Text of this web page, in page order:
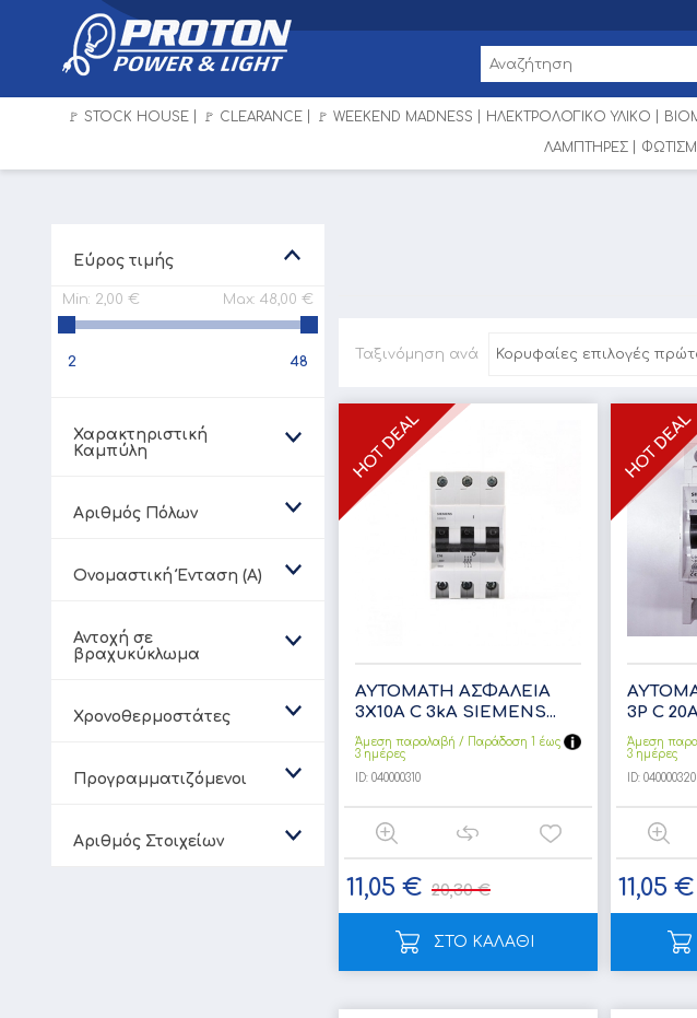
🚩 STOCK HOUSE 🚩 CLEARANCE 🚩 WEEKEND MADNESS ΗΛΕΚΤΡΟΛΟΓΙΚΟ ΥΛΙΚΟ
ΛΑΜΠΤΗΡΕΣ
Ταξινόμηση ανά
ΑΥΤΟΜΑΤH ΑΣΦΑΛΕΙΑ
3Χ10Α C 3kA SIEMENS...
Άμεση παραλαβή / Παράδoση 1 έως
3 ημέρες
ID:040000310
11,05 € 20,30 €
ΣΤΟ ΚΑΛΑΘΙ
3P C
Άμεση
3 ημέρες
ID: 040000320
11,05 €
Εύρος τιμής
Min: 2,00 € Max: 48,00 €
2 48
Χαρακτηριστική
Καμπύλη
Aριθμός Πόλων
Ονομαστική Ένταση (A)
Αντοχή σε
βραχυκύκλωμα
Χρονοθερμοστάτες
Προγραμματιζόμενοι
Αριθμός Στοιχείων